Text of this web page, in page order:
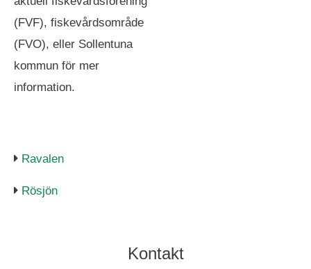
(FVF), fiskevårdsområde
(FVO), eller Sollentuna
kommun för mer
information.
Ravalen
Rösjön
Kontakt